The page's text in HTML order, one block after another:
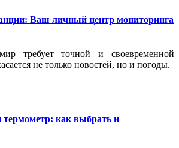
Ваш личный центр мониторинга
требует точной и своевременной
не только новостей, но и погоды.
как выбрать и